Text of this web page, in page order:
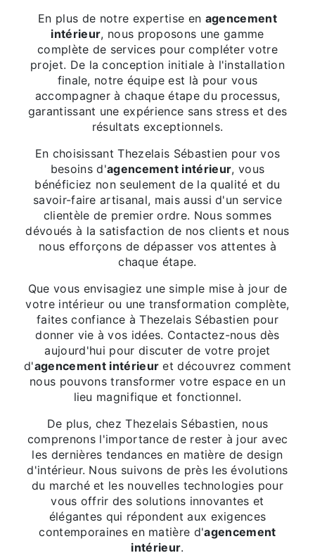
En plus de notre expertise en agencement
intérieur, nous proposons une gamme
complète de services pour compléter votre
projet. De la conception initiale à l'installation
finale, notre équipe est là pour vous
accompagner à chaque étape du processus,
garantissant une expérience sans stress et des
résultats exceptionnels.
En choisissant Thezelais Sébastien pour vos
besoins d'agencement intérieur, vous
bénéficiez non seulement de la qualité et du
savoir-faire artisanal, mais aussi d'un service
clientèle de premier ordre. Nous sommes
dévoués à la satisfaction de nos clients et nous
nous efforçons de dépasser vos attentes à
chaque étape.
Que vous envisagiez une simple mise à jour de
votre intérieur ou une transformation complète,
faites confiance à Thezelais Sébastien pour
donner vie à vos idées. Contactez-nous dès
aujourd'hui pour discuter de votre projet
d'agencement intérieur et découvrez comment
nous pouvons transformer votre espace en un
lieu magnifique et fonctionnel.
De plus, chez Thezelais Sébastien, nous
comprenons l'importance de rester à jour avec
les dernières tendances en matière de design
d'intérieur. Nous suivons de près les évolutions
du marché et les nouvelles technologies pour
vous offrir des solutions innovantes et
élégantes qui répondent aux exigences
contemporaines en matière d'agencement
intérieur.